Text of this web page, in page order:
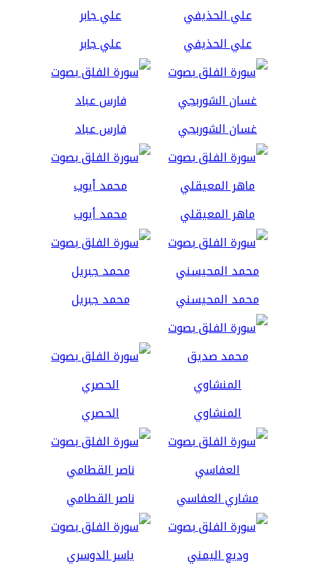
علي الحذيفي علي جابر
غسان الشوربجي فارس عباد
ماهر المعيقلي محمد أيوب
محمد المحيسني محمد جبريل
المنشاوي الحصري
مشاري العفاسي ناصر القطامي